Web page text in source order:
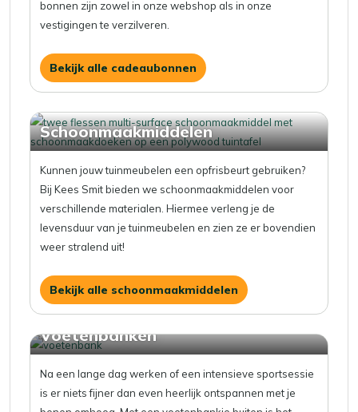
bonnen zijn zowel in onze webshop als in onze
vestigingen te verzilveren
Bekijk alle cadeaubonnen
Schoonmaakmiddelen
Kunnen jouw tuinmeubelen een opfrisbeurt gebruiken?
Bij Kees Smit bieden we schoonmaakmiddelen voor
verschillende materialen. Hiermee verleng je de
levensduur van je tuinmeubelen en zien ze er bovendien
weer stralend uit!
Bekijk alle schoonmaakmiddelen
Voetenbanken
Na een lange dag werken of een intensieve sportsessie
is er niets fijner dan even heerlijk ontspannen met je